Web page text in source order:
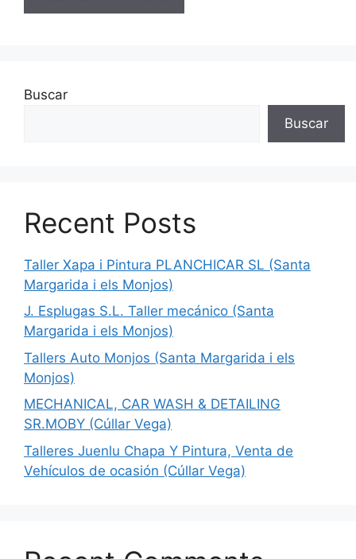
Buscar
Buscar
Recent Posts
Taller Xapa i Pintura PLANCHICAR SL (Santa
Margarida i els Monjos)
J. Esplugas S.L. Taller mecánico (Santa
Margarida i els Monjos)
Tallers Auto Monjos (Santa Margarida i els
Monjos)
MECHANICAL, CAR WASH & DETAILING
SR.MOBY (Cúllar Vega)
Talleres Juenlu Chapa Y Pintura, Venta de
Vehículos de ocasión (Cúllar Vega)